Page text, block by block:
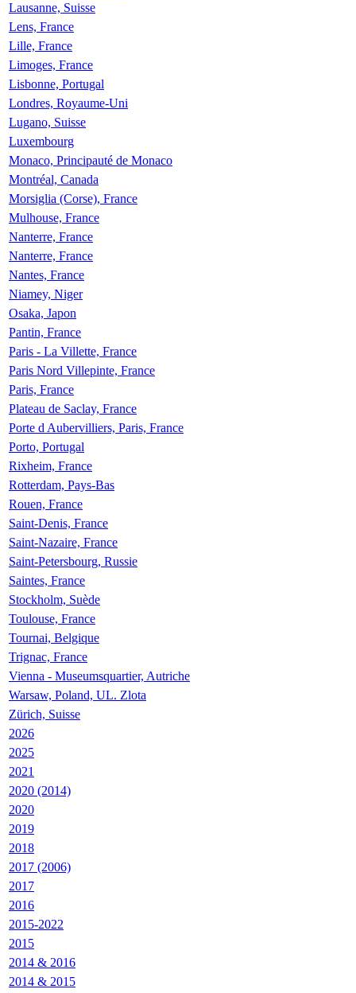
Lausanne, Suisse
Lens, France
Lille, France
Limoges, France
Lisbonne, Portugal
Londres, Royaume-Uni
Lugano, Suisse
Luxembourg
Monaco, Principauté de Monaco
Montréal, Canada
Morsiglia (Corse), France
Mulhouse, France
Nanterre, France
Nanterre, France
Nantes, France
Niamey, Niger
Osaka, Japon
Pantin, France
Paris - La Villette, France
Paris Nord Villepinte, France
Paris, France
Plateau de Saclay, France
Porte d Aubervilliers, Paris, France
Porto, Portugal
Rixheim, France
Rotterdam, Pays-Bas
Rouen, France
Saint-Denis, France
Saint-Nazaire, France
Saint-Petersbourg, Russie
Saintes, France
Stockholm, Suède
Toulouse, France
Tournai, Belgique
Trignac, France
Vienna - Museumsquartier, Autriche
Warsaw, Poland, UL. Zlota
Zürich, Suisse
2026
2025
2021
2020 (2014)
2020
2019
2018
2017 (2006)
2017
2016
2015-2022
2015
2014 & 2016
2014 & 2015